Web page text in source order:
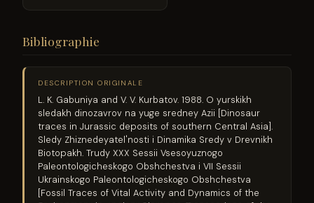
Bibliographie
DESCRIPTION ORIGINALE
L. K. Gabuniya and V. V. Kurbatov. 1988. O yurskikh
sledakh dinozavrov na yuge sredney Azii [Dinosaur
traces in Jurassic deposits of southern Central Asia].
Sledy Zhiznedeyatel'nosti i Dinamika Sredy v Drevnikh
Biotopakh. Trudy XXX Sessii Vsesoyuznogo
Paleontologicheskogo Obshchestva i VII Sessii
Ukrainskogo Paleontologicheskogo Obshchestva
[Fossil Traces of Vital Activity and Dynamics of the